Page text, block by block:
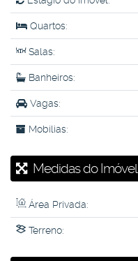
Quartos:
Salas:
Banheiros:
Vagas:
Mobílias:
Medidas do Imóvel
Área Privada:
Terreno: